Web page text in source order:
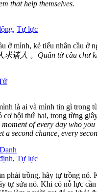
that help themselves.
, Tự lực
ở mình, kẻ tiểu nhân cầu ở
诸人 。Quân tử cầu chư
là ai và mình tin gì trong
cơ hội thứ hai, trong từng
moment of every day who
a second chance, every
, Tự lực
phải trồng, hãy tự trồng nó.
tự sửa nó. Khi có nỗ lực